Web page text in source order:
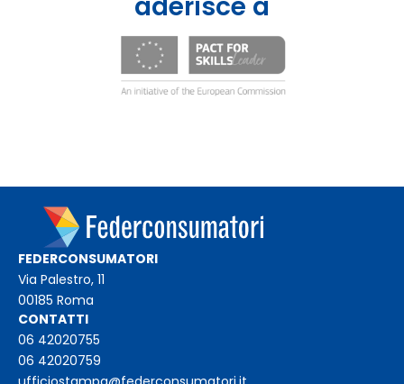
FEDERCONSUMATORI
Via Palestro, 11
00185 Roma
CONTATTI
06 42020755
06 42020759